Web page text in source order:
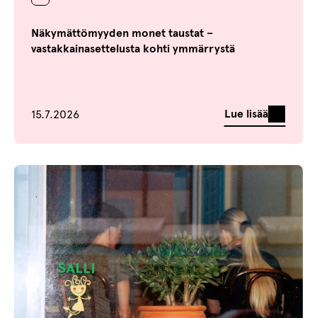
Näkymättömyyden monet taustat –
vastakkainasettelusta kohti ymmärrystä
Julkaistu
15.7.2026 Lue lisää